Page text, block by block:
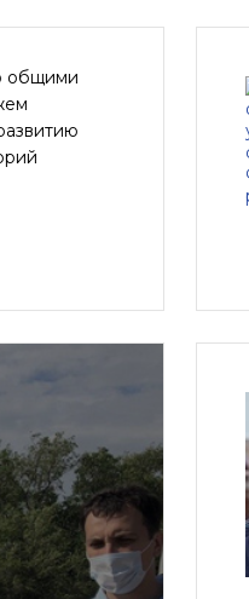
общими